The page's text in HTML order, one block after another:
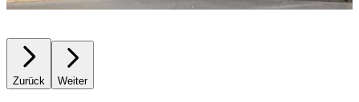
Zurück Weiter